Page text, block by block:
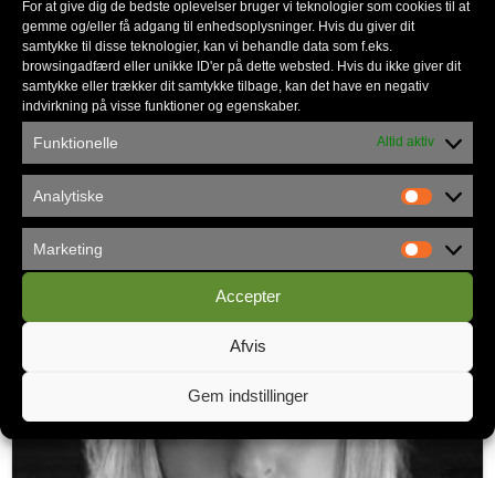
For at give dig de bedste oplevelser bruger vi teknologier som cookies til at
gemme og/eller få adgang til enhedsoplysninger. Hvis du giver dit
samtykke til disse teknologier, kan vi behandle data som f.eks.
browsingadfærd eller unikke ID'er på dette websted. Hvis du ikke giver dit
samtykke eller trækker dit samtykke tilbage, kan det have en negativ
indvirkning på visse funktioner og egenskaber.
Funktionelle Altid aktiv
Analytiske
Marketing
Accepter
Afvis
Gem indstillinger
Kirkeibyen Kolding
rb@apostolskkirke.dk
7932 1606